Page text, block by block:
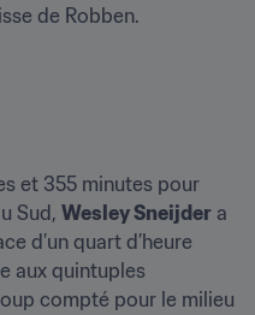
de Robben.
et 355 minutes pour
Sud, Wesley Sneijder a
d’un quart d’heure
aux quintuples
compté pour le milieu